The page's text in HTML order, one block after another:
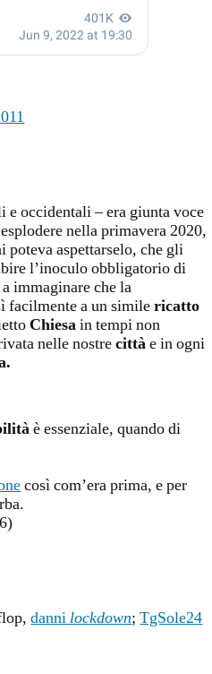
occidentali – era giunta voce
nella primavera 2020,
aspettarselo, che gli
l’inoculo obbligatorio di
immaginare che la
facilmente a un similericatto
Chiesain tempi non
nelle nostrecittàe in ogni
è essenziale, quando di
così com’era prima, e per
danni lockdown;TgSole24